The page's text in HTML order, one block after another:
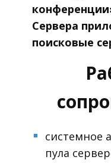
Сервера
поисковые
■
системное
пула